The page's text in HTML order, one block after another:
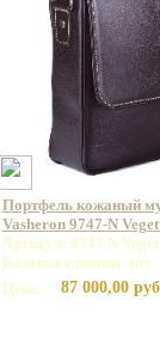
Портфель кожаный
Vasheron 9747-N
Артикул: 9747 N
Базовая единица: шт
Цена:
87 000,00